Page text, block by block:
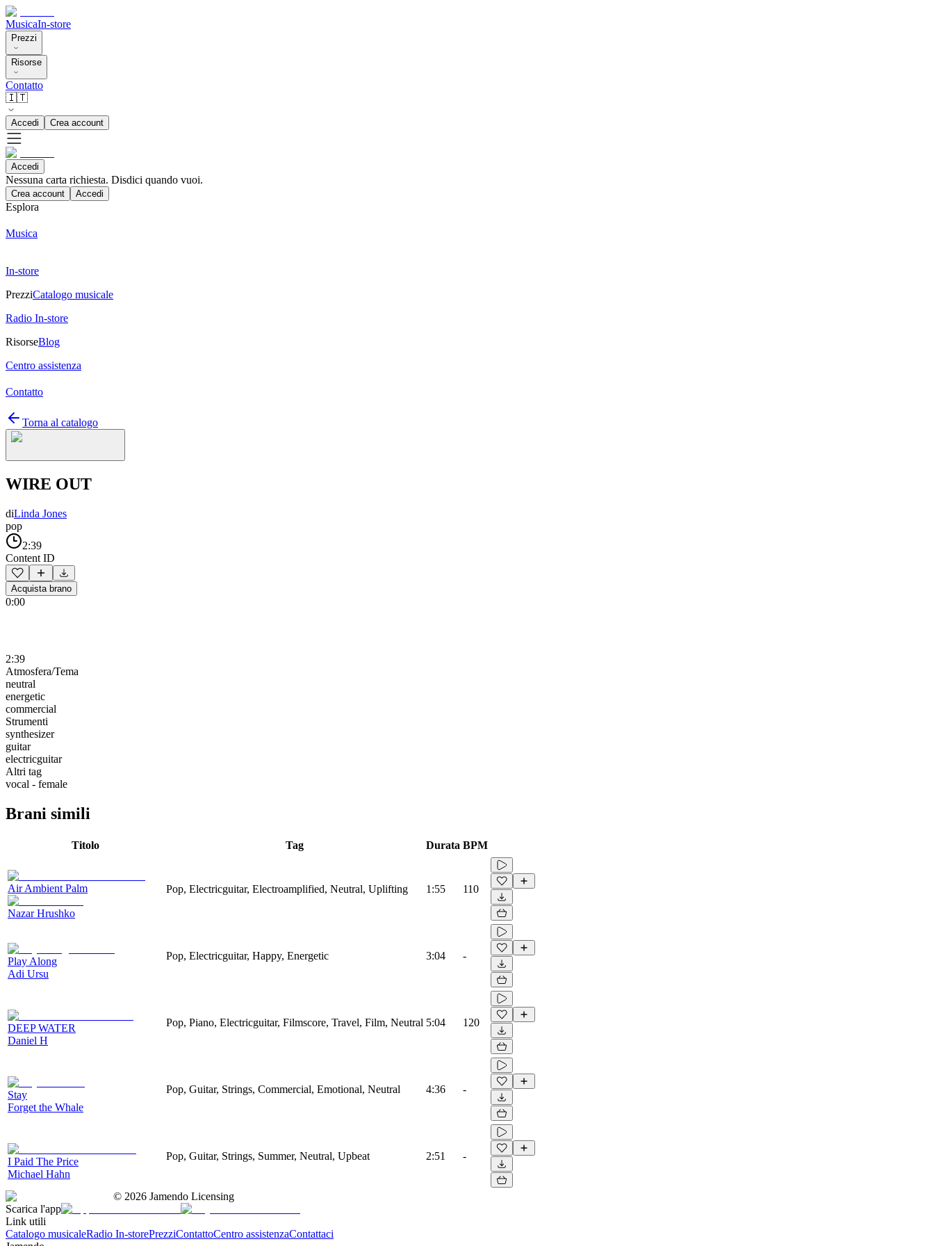
MusicaIn-store
Prezzi
Risorse
Contatto
🇮🇹
Accedi Crea account
Accedi
Nessuna carta richiesta. Disdici quando vuoi.
Crea account Accedi
Esplora
Musica
In-store
PrezziCatalogo musicale
Radio In-store
RisorseBlog
Centro assistenza
Contatto
Torna al catalogo
WIRE OUT
diLinda Jones
pop
2:39
Content ID
Acquista brano
0:00
2:39
Atmosfera/Tema
neutral
energetic
commercial
Strumenti
synthesizer
guitar
electricguitar
Altri tag
vocal - female
Brani simili
Titolo Tag Durata BPM
Air Ambient Palm
Nazar Hrushko
Pop, Electricguitar, Electroamplified, Neutral, Uplifting 1:55 110
Play Along
Adi Ursu
Pop, Electricguitar, Happy, Energetic 3:04 -
DEEP WATER
Daniel H
Pop, Piano, Electricguitar, Filmscore, Travel, Film, Neutral 5:04 120
Stay
Forget the Whale
Pop, Guitar, Strings, Commercial, Emotional, Neutral 4:36 -
I Paid The Price
Michael Hahn
Pop, Guitar, Strings, Summer, Neutral, Upbeat 2:51 -
© 2026 Jamendo Licensing
Scarica l'app
Link utili
Catalogo musicaleRadio In-storePrezziContattoCentro assistenzaContattaci